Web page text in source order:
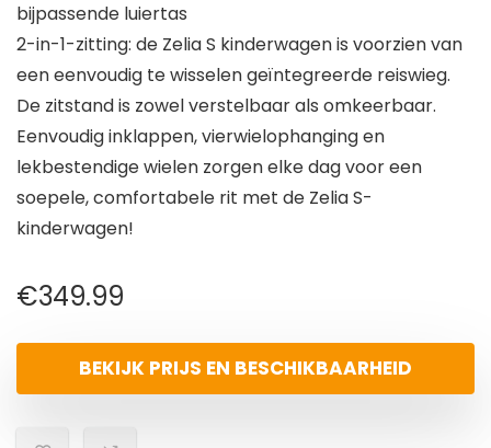
bijpassende luiertas
2-in-1-zitting: de Zelia S kinderwagen is voorzien van
een eenvoudig te wisselen geïntegreerde reiswieg.
De zitstand is zowel verstelbaar als omkeerbaar.
Eenvoudig inklappen, vierwielophanging en
lekbestendige wielen zorgen elke dag voor een
soepele, comfortabele rit met de Zelia S-
kinderwagen!
€349.99
BEKIJK PRIJS EN BESCHIKBAARHEID